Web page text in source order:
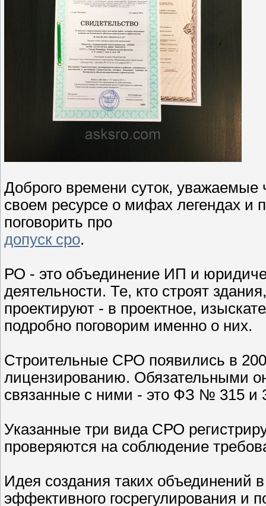
Доброго времени суток, уважаемые
своем ресурсе о мифах легендах и
поговорить про
допуск сро.
РО - это объединение ИП и
деятельности. Те, кто строят
проектируют - в проектное,
подробно поговорим именно о них.
Строительные СРО появились в
лицензированию. Обязательными
связанные с ними - это ФЗ № 315 и
Указанные три вида СРО
проверяются на соблюдение
Идея создания таких объединений
эффективного госрегулирования и